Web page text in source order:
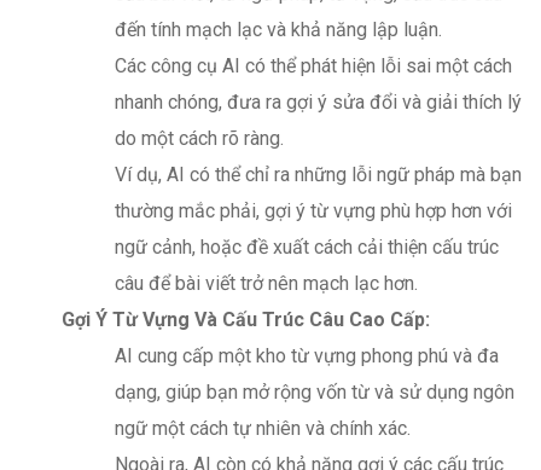
đến tính mạch lạc và khả năng lập luận.
Các công cụ AI có thể phát hiện lỗi sai một cách
nhanh chóng, đưa ra gợi ý sửa đổi và giải thích lý
do một cách rõ ràng.
Ví dụ, AI có thể chỉ ra những lỗi ngữ pháp mà bạn
thường mắc phải, gợi ý từ vựng phù hợp hơn với
ngữ cảnh, hoặc đề xuất cách cải thiện cấu trúc
câu để bài viết trở nên mạch lạc hơn.
Gợi Ý Từ Vựng Và Cấu Trúc Câu Cao Cấp:
AI cung cấp một kho từ vựng phong phú và đa
dạng, giúp bạn mở rộng vốn từ và sử dụng ngôn
ngữ một cách tự nhiên và chính xác.
Ngoài ra, AI còn có khả năng gợi ý các cấu trúc